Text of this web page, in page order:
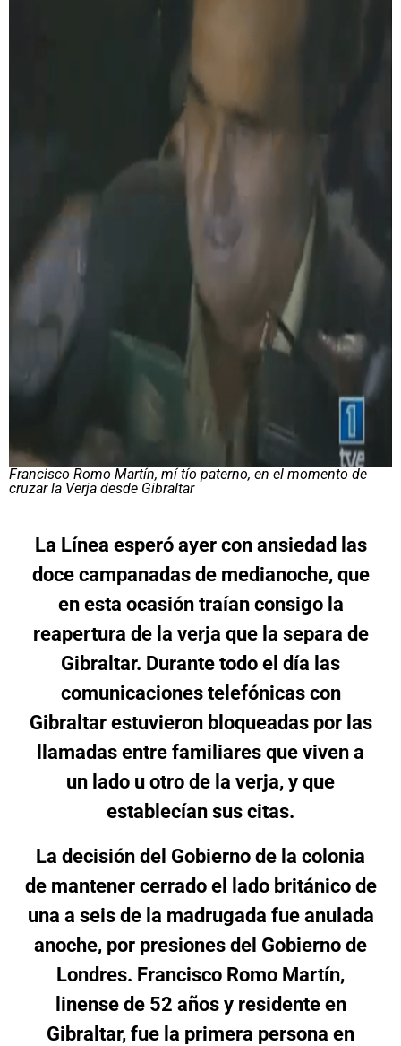
Francisco Romo Martín, mí tío paterno, en el momento de
cruzar la Verja desde Gibraltar
La Línea esperó ayer con ansiedad las
doce campanadas de medianoche, que
en esta ocasión traían consigo la
reapertura de la verja que la separa de
Gibraltar. Durante todo el día las
comunicaciones telefónicas con
Gibraltar estuvieron bloqueadas por las
llamadas entre familiares que viven a
un lado u otro de la verja, y que
establecían sus citas.
La decisión del Gobierno de la colonia
de mantener cerrado el lado británico de
una a seis de la madrugada fue anulada
anoche, por presiones del Gobierno de
Londres. Francisco Romo Martín,
linense de 52 años y residente en
Gibraltar, fue la primera persona en